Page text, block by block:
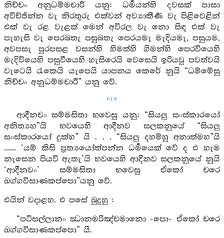
නිච්චං අනුධම්මචාරී යනු: ධර්‍මයන්හි දවසක් පාසා
අවිච්ජින්න වැ නිරතුරු එක්වන් අව්‍යාකීර්‍ණ වැ පිළිවෙළින්
එක් වැ රළ වැළක් මෙන් අවිරල වැ නො සිඳ එක් වැ
පැහැසි වැ පෙරබතැ පසුබතැ පෙරයමැ මැදියමැ, පසුයම,
අවපසැ පුරපසළ වසන්හි හිමත්හි ගිමන්හි පෙරවියෙහි
මැදිවියෙහි පසුවීයෙහි හැසිරෙයි වෙසෙයි ඉරියවු පවත්වයි
වැටෙයි රැකෙයි යැපෙයි යාපනය කෙරේ නුයි “ධම්මේසු
නිච්චං අනුධම්මචාරී” යනු වේ.
619
ආදීනචං සම්මසිතා භවෙසු යනු: “සියලු සංස්කාරයෝ
අනිත්‍යහ”යි භවයෙහි ආදීනව සලකනුයේ “සියලු
සංස්කාරයෝ දුක්හ” යි . . . “සියලු දහම්හු අනාත්මහ”යි
...... ‘යම් කිසි ප්‍රත්‍යයෝත්පන්න ධර්‍මයෙක් වේ ද එ හැම
නැසෙන පියවි ඇතැ’යි භවයෙහි ආදීනව සලකනුයේ නුයි
‘ආදීනවං’ සම්මසිතා භවෙසු ඒකෝ චරෙ
ඛග්ගවිසාණකප්පො”යනු වේ.
එයින් වදාළහ. එ පසේ බුදුහු :
“පටිසල්ලානං ඣානමරිඤ්චමානො -පො- ඒකෝ චරෙ
ඛග්ගවිසාණකප්පො” යි.